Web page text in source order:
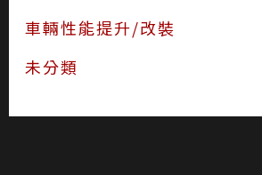
車輛性能提升/改裝
未分類